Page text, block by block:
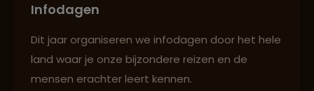
Infodagen
Dit jaar organiseren we infodagen door het hele
land waar je onze bijzondere reizen en de
mensen erachter leert kennen.